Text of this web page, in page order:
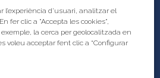
l’experiència d’usuari, analitzar el
fer clic a "Accepta les cookies",
la cerca per geolocalitzada en
voleu acceptar fent clic a “Configurar